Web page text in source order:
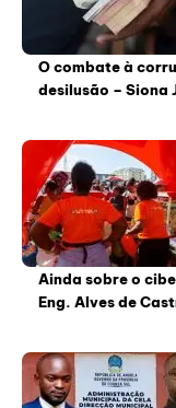
O combate à
desilusão – Siona
Ainda sobre o
Eng. Alves de